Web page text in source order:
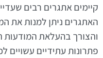
קיימים אתגרים רבים
האתגרים ניתן למנות את
והצורך בהעלאת המודעות
פתרונות עתידיים עשויים